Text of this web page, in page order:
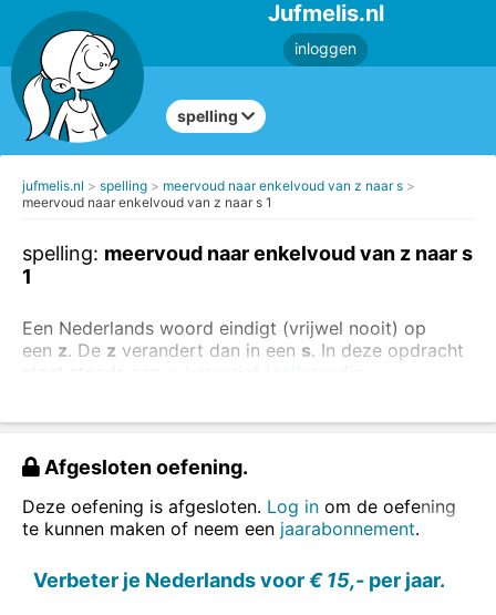
Jufmelis.nl
inloggen
spelling
jufmelis.nl spelling
meervoud naar enkelvoud van z naar s
meervoud naar enkelvoud van z naar s 1
spelling: meervoud naar enkelvoud van z naar s
1
Een Nederlands woord eindigt (vrijwel nooit) op
een z. De z verandert dan in een s. In deze opdracht
substantief (zelfstandig
letterz.
Kijk goed naar de voorbeelden:
twee hui
en - één hui
twee frambozen - één framboos
enkelvoud.
Afgesloten oefening.
Deze oefening is afgesloten. Log in om de oefening
te kunnen maken of neem een jaarabonnement.
Verbeter je Nederlands voor€ 15,- per jaar.